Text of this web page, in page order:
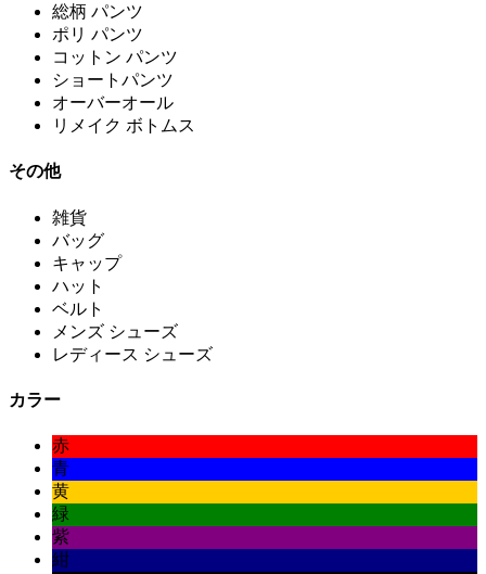
総柄 パンツ
ポリ パンツ
コットン パンツ
ショートパンツ
オーバーオール
リメイク ボトムス
その他
雑貨
バッグ
キャップ
ハット
ベルト
メンズ シューズ
レディース シューズ
カラー
赤
青
黄
緑
紫
紺